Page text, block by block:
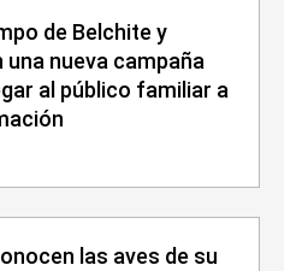
de Belchite y
una nueva campaña
al público familiar a
las aves de su